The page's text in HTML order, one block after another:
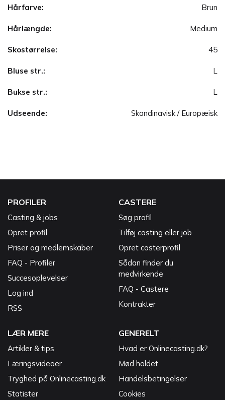
Hårfarve: Brun
Hårlængde: Medium
Skostørrelse: 45
Bluse str.: L
Bukse str.: L
Udseende: Skandinavisk / Europæisk
PROFILER
Casting & jobs
Opret profil
Priser og medlemskaber
FAQ - Profiler
Succesoplevelser
Log ind
RSS
CASTERE
Søg profil
Tilføj casting eller job
Opret casterprofil
Sådan finder du
medvirkende
FAQ - Castere
Kontrakter
LÆR MERE
Artikler & tips
Læringsvideoer
Tryghed på Onlinecasting.dk
Statister
GENERELT
Hvad er Onlinecasting.dk?
Mød holdet
Handelsbetingelser
Cookies